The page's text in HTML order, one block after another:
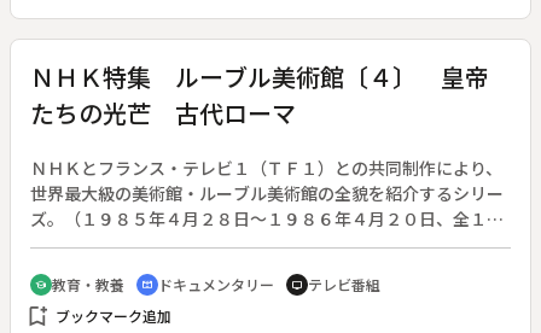
人の精神を支えるパンの文化を考える。
ＮＨＫ特集 ルーブル美術館〔４〕 皇帝
たちの光芒 古代ローマ
ＮＨＫとフランス・テレビ１（ＴＦ１）との共同制作により、
世界最大級の美術館・ルーブル美術館の全貌を紹介するシリー
ズ。（１９８５年４月２８日～１９８６年４月２０日、全１３
回）◆第４回は、１０００年以上も人類文明の中核にあった古
代ローマの栄光と黄昏を、ルーブルにあるローマ美術の数々を
通して描く。歴代皇帝たちの肖像彫刻にまじって、端正で美し
い「リビアの肖像」、廉直さとエネルギーを秘めた「アグリッ
school 教育・教養 cinematic_blur ドキュメンタリー tv テレビ番組
bookmark_add ブックマーク追加